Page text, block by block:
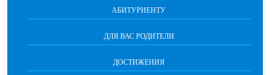
АБИТУРИЕНТУ
ДЛЯ ВАС РОДИТЕЛИ
ДОСТИЖЕНИЯ